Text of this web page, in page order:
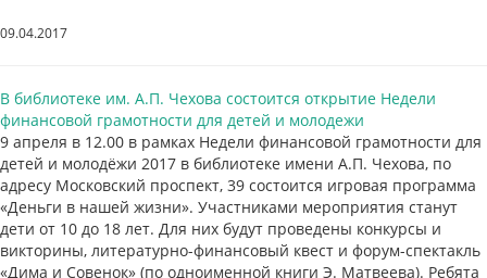
09.04.2017
В библиотеке им. А.П. Чехова состоится открытие Недели
финансовой грамотности для детей и молодежи
9 апреля в 12.00 в рамках Недели финансовой грамотности для
детей и молодёжи 2017 в библиотеке имени А.П. Чехова, по
адресу Московский проспект, 39 состоится игровая программа
«Деньги в нашей жизни». Участниками мероприятия станут
дети от 10 до 18 лет. Для них будут проведены конкурсы и
викторины, литературно-финансовый квест и форум-спектакль
«Дима и Совенок» (по одноименной книги Э. Матвеева). Ребята